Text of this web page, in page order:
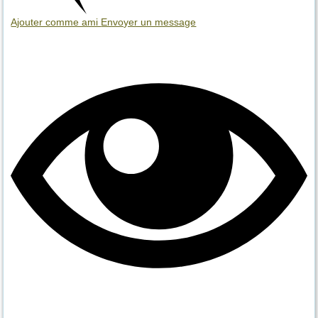
Ajouter comme ami Envoyer un message